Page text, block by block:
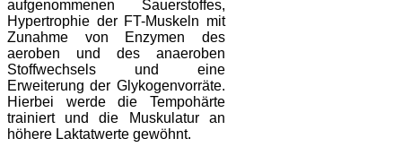
aufgenommenen Sauerstoffes,
Hypertrophie der FT-Muskeln mit
Zunahme von Enzymen des
aeroben und des anaeroben
Stoffwechsels und eine
Erweiterung der Glykogenvorräte.
Hierbei werde die Tempohärte
trainiert und die Muskulatur an
höhere Laktatwerte gewöhnt.